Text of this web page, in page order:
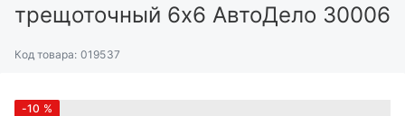
трещоточный 6х6 АвтоДело 30006
Код товара: 019537
-10 %